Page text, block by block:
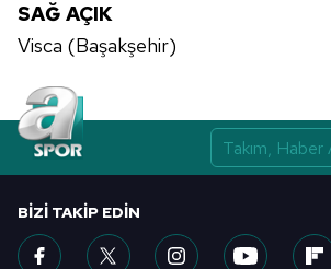
SAĞ AÇIK
Visca (Başakşehir)
BIZI TAKIP EDIN